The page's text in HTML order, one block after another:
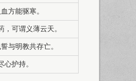
方能驱寒。
可谓义薄云天。
与明教共存亡。
护持。